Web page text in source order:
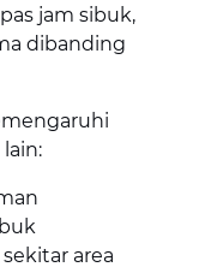
pas jam sibuk,
dibanding
area